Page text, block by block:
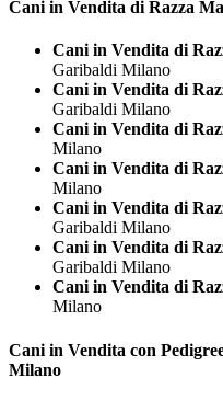
Cani in Vendita di Razza
Cani in Vendita di
Garibaldi Milano
Cani in Vendita di
Garibaldi Milano
Cani in Vendita di
Milano
Cani in Vendita di
Milano
Cani in Vendita di
Garibaldi Milano
Cani in Vendita di
Garibaldi Milano
Cani in Vendita di
Milano
Cani in Vendita con
Milano